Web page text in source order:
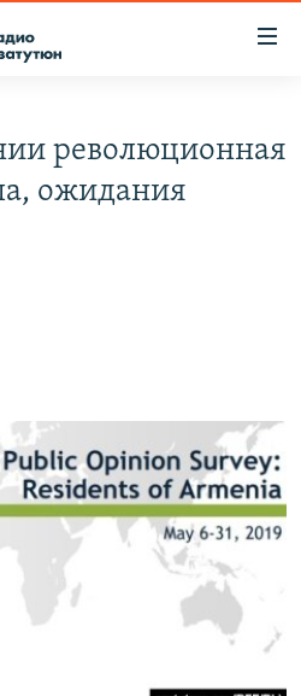
революционная
ожидания